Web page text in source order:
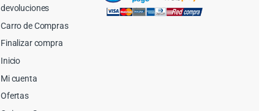
devoluciones
Carro de Compras
Finalizar compra
Inicio
Mi cuenta
Ofertas